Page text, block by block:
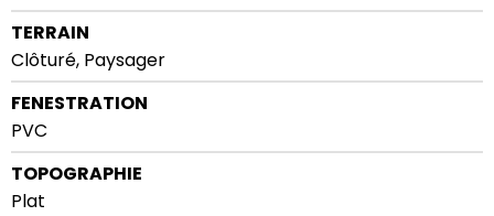
TERRAIN
Clôturé, Paysager
FENESTRATION
PVC
TOPOGRAPHIE
Plat